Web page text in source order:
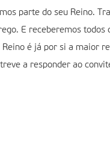
parte do seu Reino.
E receberemos
é já por si a maior
a responder ao